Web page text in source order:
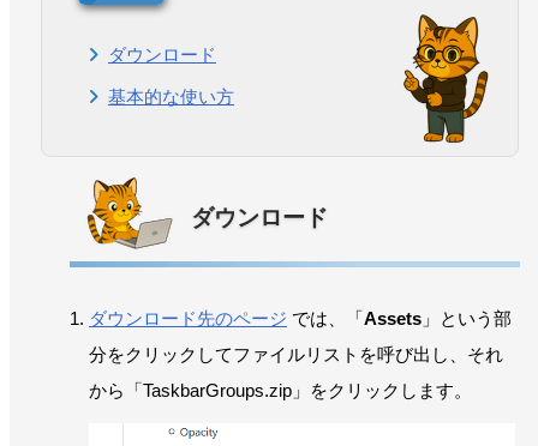
ダウンロード
基本的な使い方
ダウンロード
ダウンロード先のページ では、「Assets 」という部
分をクリックしてファイルリストを呼び出し、それ
から「TaskbarGroups.zip」をクリックします。